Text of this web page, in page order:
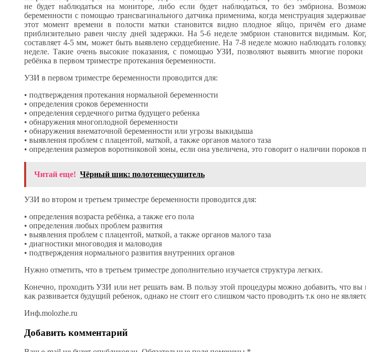
не будет наблюдаться на мониторе, либо если будет наблюдаться, то без эмбриона.
беременности с помощью трансвагинального датчика применима, когда менструация
этот момент времени в полости матки становится видно плодное яйцо, причём его
приблизительно равен числу дней задержки. На 5-6 неделе эмбрион становится видимым.
составляет 4-5 мм, может быть выявлено сердцебиение. На 7-8 неделе можно наблюдать
неделе. Такие очень высокие показания, с помощью УЗИ, позволяют выявить многие пороки
ребёнка в первом триместре протекания беременности.
УЗИ в первом триместре беременности проводится для:
• подтверждения протекания нормальной беременности
• определения сроков беременности
• определения сердечного ритма будущего ребенка
• обнаружения многоплодной беременности
• обнаружения внематочной беременности или угрозы выкидыша
• выявления проблем с плацентой, маткой, а также органов малого таза
• определения размеров воротниковой зоны, если она увеличена, это говорит о наличии пороков
Читай еще! Чёрный шик: полотенцесушитель
УЗИ во втором и третьем триместре беременности проводится для:
• определения возраста ребёнка, а также его пола
• определения любых проблем развития
• выявления проблем с плацентой, маткой, а также органов малого таза
• диагностики многоводия и маловодия
• подтверждения нормального развития внутренних органов
Нужно отметить, что в третьем триместре дополнительно изучается структура легких.
Конечно, проходить УЗИ или нет решать вам. В пользу этой процедуры можно добавить, что вы
как развивается будущий ребенок, однако не стоит его слишком часто проводить т.к оно не
Инф.molozhe.ru
Добавить комментарий